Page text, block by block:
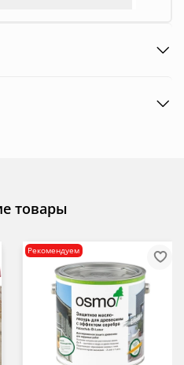
товары
Рекомендуем